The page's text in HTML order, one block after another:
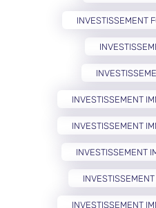
INVESTISSEMENT
INVESTISSEMENT
INVESTISSEMENT
INVESTISSEMENT
INVESTISSEMENT